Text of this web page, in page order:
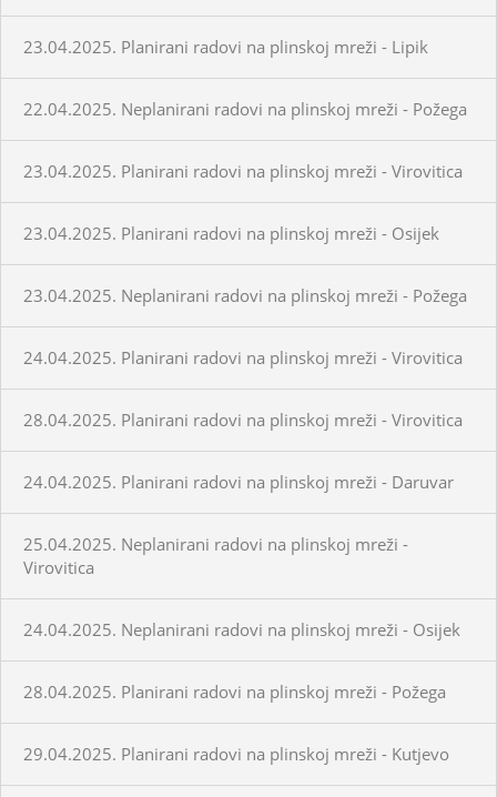
23.04.2025. Planirani radovi na plinskoj mreži - Lipik
22.04.2025. Neplanirani radovi na plinskoj mreži - Požega
23.04.2025. Planirani radovi na plinskoj mreži - Virovitica
23.04.2025. Planirani radovi na plinskoj mreži - Osijek
23.04.2025. Neplanirani radovi na plinskoj mreži - Požega
24.04.2025. Planirani radovi na plinskoj mreži - Virovitica
28.04.2025. Planirani radovi na plinskoj mreži - Virovitica
24.04.2025. Planirani radovi na plinskoj mreži - Daruvar
25.04.2025. Neplanirani radovi na plinskoj mreži -
Virovitica
24.04.2025. Neplanirani radovi na plinskoj mreži - Osijek
28.04.2025. Planirani radovi na plinskoj mreži - Požega
29.04.2025. Planirani radovi na plinskoj mreži - Kutjevo